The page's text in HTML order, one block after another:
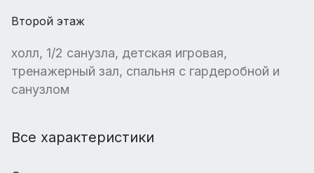
Второй этаж
холл, 1/2 санузла, детская игровая,
тренажерный зал, спальня с гардеробной и
санузлом
Все характеристики